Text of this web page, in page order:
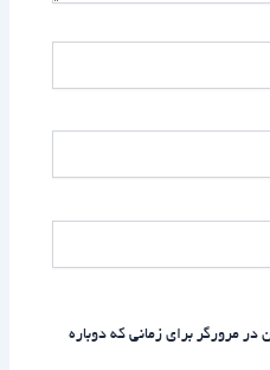
در مرورگر برای زمانی که دوباره